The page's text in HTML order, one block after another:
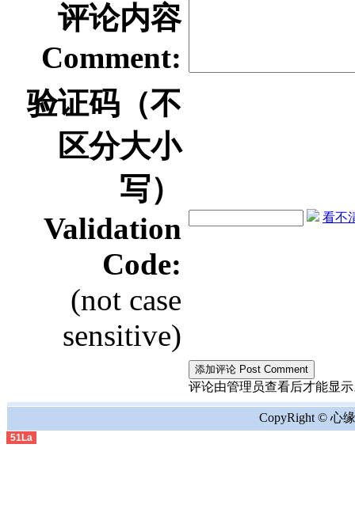
评论内容
Comment:
验证码（不
区分大小
写）
Validation
Code:
(not case
sensitive)
看不
评论由管理员查看后才能显示
CopyRight © 心
51La